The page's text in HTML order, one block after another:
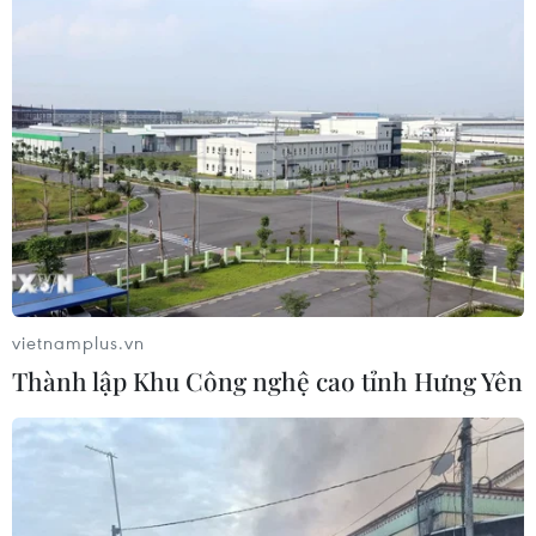
Iran đề xuất thành lập liên minh an
ninh giữa các nước Hồi giáo trong
khu vực
04/08/2026 03:21
Iran ra điều kiện gì với Mỹ
03/08/2026 16:12
Iran tuyên bố chưa đạt đủ điều kiện
để mở lại eo biển Hormuz
03/08/2026 15:59
vietnamplus.vn
Thành lập Khu Công nghệ cao tỉnh Hưng Yên